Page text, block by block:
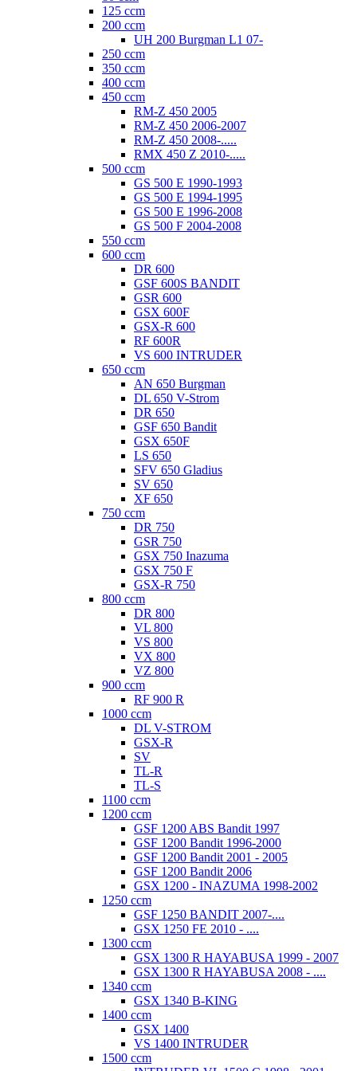
125 ccm
200 ccm
UH 200 Burgman L1 07-
250 ccm
350 ccm
400 ccm
450 ccm
RM-Z 450 2005
RM-Z 450 2006-2007
RM-Z 450 2008-.....
RMX 450 Z 2010-.....
500 ccm
GS 500 E 1990-1993
GS 500 E 1994-1995
GS 500 E 1996-2008
GS 500 F 2004-2008
550 ccm
600 ccm
DR 600
GSF 600S BANDIT
GSR 600
GSX 600F
GSX-R 600
RF 600R
VS 600 INTRUDER
650 ccm
AN 650 Burgman
DL 650 V-Strom
DR 650
GSF 650 Bandit
GSX 650F
LS 650
SFV 650 Gladius
SV 650
XF 650
750 ccm
DR 750
GSR 750
GSX 750 Inazuma
GSX 750 F
GSX-R 750
800 ccm
DR 800
VL 800
VS 800
VX 800
VZ 800
900 ccm
RF 900 R
1000 ccm
DL V-STROM
GSX-R
SV
TL-R
TL-S
1100 ccm
1200 ccm
GSF 1200 ABS Bandit 1997
GSF 1200 Bandit 1996-2000
GSF 1200 Bandit 2001 - 2005
GSF 1200 Bandit 2006
GSX 1200 - INAZUMA 1998-2002
1250 ccm
GSF 1250 BANDIT 2007-....
GSX 1250 FE 2010 - ....
1300 ccm
GSX 1300 R HAYABUSA 1999 - 2007
GSX 1300 R HAYABUSA 2008 - ....
1340 ccm
GSX 1340 B-KING
1400 ccm
GSX 1400
VS 1400 INTRUDER
1500 ccm